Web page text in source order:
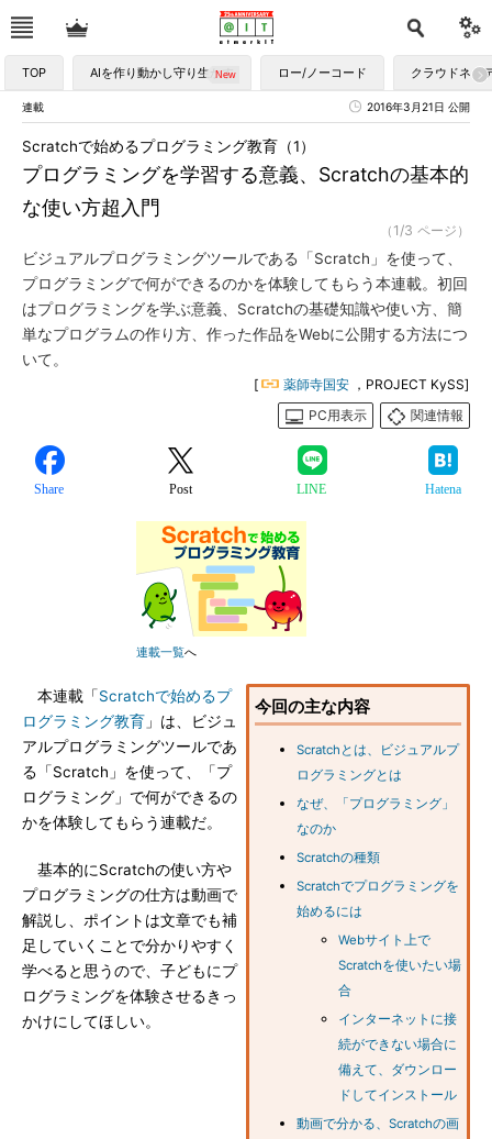
TOP AIを作り動かし守り生かす ロー/ノーコード クラウドネイ
連載 2016年3月21日 公開
プログラミングを学習する意義、Scratchの基本的
な使い方超入門
Scratchで始めるプログラミング教育（1）
（1/3 ページ）
ビジュアルプログラミングツールである「Scratch」を使って、
プログラミングで何ができるのかを体験してもらう本連載。初回
はプログラミングを学ぶ意義、Scratchの基礎知識や使い方、簡
単なプログラムの作り方、作った作品をWebに公開する方法につ
いて。
[ 薬師寺国安 ，PROJECT KySS]
PC用表示
関連情報
Share Post LINE Hatena
連載一覧へ
今回の主な内容
Scratchとは、ビジュアルプ
ログラミングとは
なぜ、「プログラミング」
なのか
Scratchの種類
Scratchでプログラミングを
始めるには
Webサイト上で
Scratchを使いたい場
合
インターネットに接
続ができない場合に
備えて、ダウンロー
ドしてインストール
動画で分かる、Scratchの画
本連載「Scratchで始めるプ
ログラミング教育 」は、ビジュ
アルプログラミングツールであ
る「Scratch」を使って、「プ
ログラミング」で何ができるの
かを体験してもらう連載だ。
基本的にScratchの使い方や
プログラミングの仕方は動画で
解説し、ポイントは文章でも補
足していくことで分かりやすく
学べると思うので、子どもにプ
ログラミングを体験させるきっ
かけにしてほしい。